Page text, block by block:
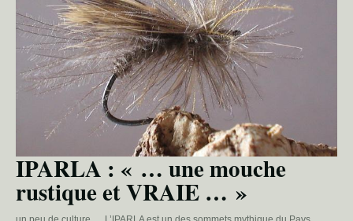
IPARLA : « … une mouche
rustique et VRAIE … »